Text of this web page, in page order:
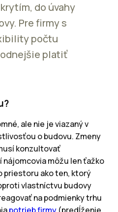
do úvahy
Pre firmy s
počtu
platiť
ale nie je viazaný v
o budovu. Zmeny
konzultovať
nájomcovia môžu len ťažko
priestoru ako ten, ktorý
vlastníctvu budovy
na podmienky trhu